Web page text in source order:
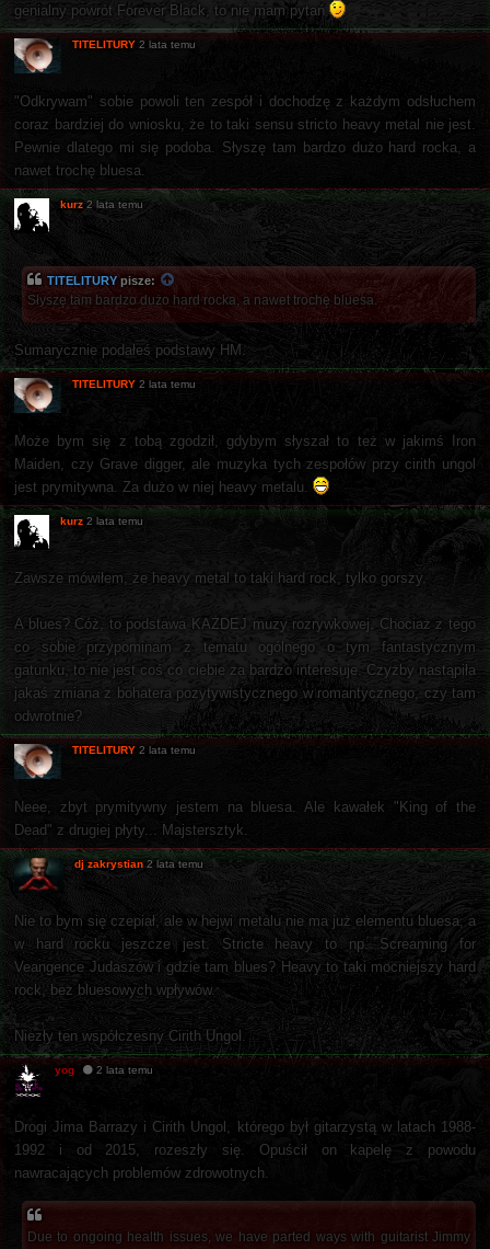
genialny powrót Forever Black, to nie mam pytań
TITELITURY 2 lata temu
"Odkrywam" sobie powoli ten zespół i dochodzę z każdym odsłuchem
coraz bardziej do wniosku, że to taki sensu stricto heavy metal nie jest.
Pewnie dlatego mi się podoba. Słyszę tam bardzo dużo hard rocka, a
nawet trochę bluesa.
kurz 2 lata temu
TITELITURYpisze:
Słyszę tam bardzo dużo hard rocka, a nawet trochę bluesa.
Sumarycznie podałeś podstawy HM.
TITELITURY 2 lata temu
Może bym się z tobą zgodził, gdybym słyszał to też w jakimś Iron
Maiden, czy Grave digger, ale muzyka tych zespołów przy cirith ungol
jest prymitywna. Za dużo w niej heavy metalu.
kurz 2 lata temu
Zawsze mówiłem, że heavy metal to taki hard rock, tylko gorszy.
A blues? Cóż, to podstawa KAŻDEJ muzy rozrywkowej. Chociaż z tego
co sobie przypominam z tematu ogólnego o tym fantastycznym
gatunku, to nie jest coś co ciebie za bardzo interesuje. Czyżby nastąpiła
jakaś zmiana z bohatera pozytywistycznego w romantycznego, czy tam
odwrotnie?
TITELITURY 2 lata temu
Neee, zbyt prymitywny jestem na bluesa. Ale kawałek "King of the
Dead" z drugiej płyty... Majstersztyk.
dj zakrystian 2 lata temu
Nie to bym się czepiał, ale w hejwi metalu nie ma już elementu bluesa, a
w hard rocku jeszcze jest. Stricte heavy to np. Screaming for
Veangence Judaszów i gdzie tam blues? Heavy to taki mocniejszy hard
rock, bez bluesowych wpływów.
Niezły ten współczesny Cirith Ungol.
yog 2 lata temu
Drogi Jima Barrazy i Cirith Ungol, którego był gitarzystą w latach 1988-
1992 i od 2015, rozeszły się. Opuścił on kapelę z powodu
nawracających problemów zdrowotnych.
Due to ongoing health issues, we have parted ways with guitarist Jimmy